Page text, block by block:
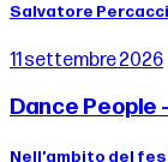
Salvatore
11 settembre 2026
Dance People
Nell’ambito del